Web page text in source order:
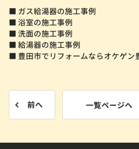
■ ガス給湯器の施工事例
■ 浴室の施工事例
■ 洗面の施工事例
■ 給湯器の施工事例
■ 豊田市でリフォームならオケゲン
前へ 一覧ページへ